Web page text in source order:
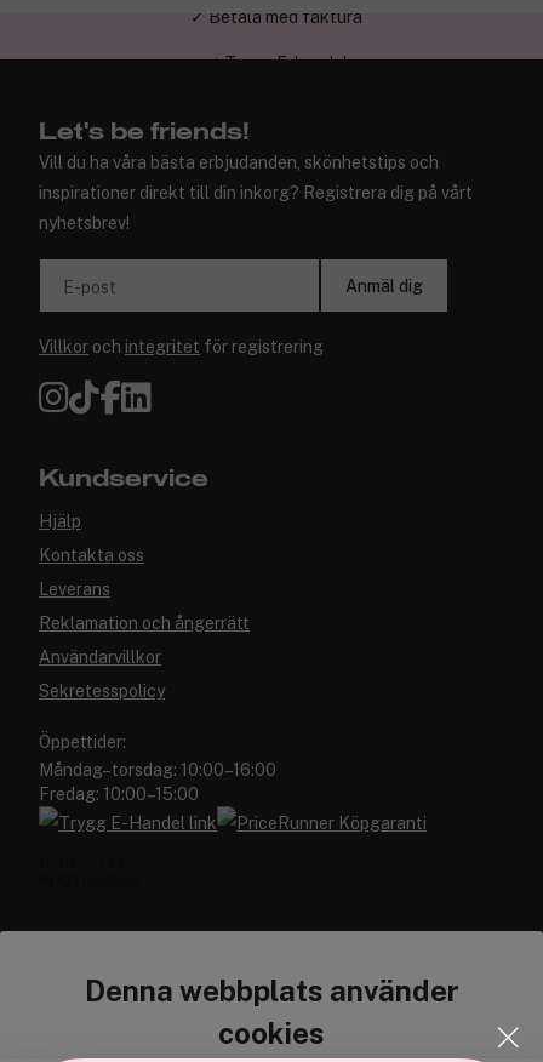
Denna webbplats använder
cookies
Let's be friends!
Vill du ha våra bästa erbjudanden, skönhetstips och
inspirationer direkt till din inkorg? Registrera dig på vårt
nyhetsbrev!
E-post Anmäl dig
Villkor och integritet för registrering
Kundservice
Hjälp
Kontakta oss
Leverans
Reklamation och ångerrätt
Användarvillkor
Sekretesspolicy
Öppettider:
Måndag–torsdag: 10:00–16:00
Fredag: 10:00–15:00
Cocopanda.se